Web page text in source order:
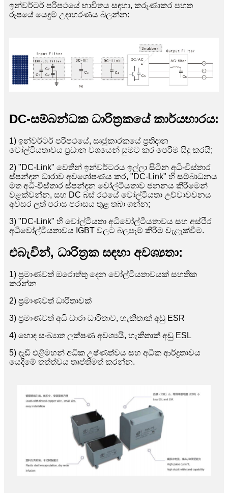
ඉන්වර්ටර් පරිපථයේ භාවිතය සඳහා, කරුණාකර පහත
රූපයේ යෙදුම් උදාහරණය බලන්න:
DC-සම්බන්ධක ධාරිත්‍රකයේ කාර්යභාරය:
1) ඉන්වර්ටර් පරිපථයේ, සෘජුකාරකයේ ප්‍රතිදාන
වෝල්ටීයතාවය ප්‍රධාන වශයෙන් සුමට කර පෙරීම සිදු කරයි;
2) "DC-Link" වෙතින් ඉන්වර්ටරය ඉල්ලා සිටින අධි-විස්තාර
ස්පන්දන ධාරාව අවශෝෂණය කර, "DC-Link" හි සම්බාධනය
මත අධි-විස්තාර ස්පන්දන වෝල්ටීයතාව ජනනය කිරීමෙන්
වළක්වන්න, සහ DC බස් රථයේ වෝල්ටීයතා උච්චාවචනය
අවසර ලත් පරාස පරාසය තුළ තබා ගන්න;
3) "DC-Link" හි වෝල්ටීයතා අධිවෝල්ටීයතාවය සහ අස්ථිර
අධිවෝල්ටීයතාවය IGBT වලට බලපෑම් කිරීම වැළැක්වීම.
එබැවින්, ධාරිත්‍රක සඳහා අවශ්‍යතා:
1) ප්‍රමාණවත් ඔරොත්තු දෙන වෝල්ටීයතාවයක් සහතික
කරන්න
2) ප්‍රමාණවත් ධාරිතාවක්
3) ප්‍රමාණවත් අධි ධාරා ධාරිතාව, හැකිතාක් අඩු ESR
4) හොඳ සංඛ්‍යාත ලක්ෂණ අවශ්‍යයි, හැකිතාක් අඩු ESL
5) දැඩි එළිමහන් අධික උෂ්ණත්වය සහ අධික ආර්ද්‍රතාවය
යෙදීමේ තත්ත්වය තෘප්තිමත් කරන්න.